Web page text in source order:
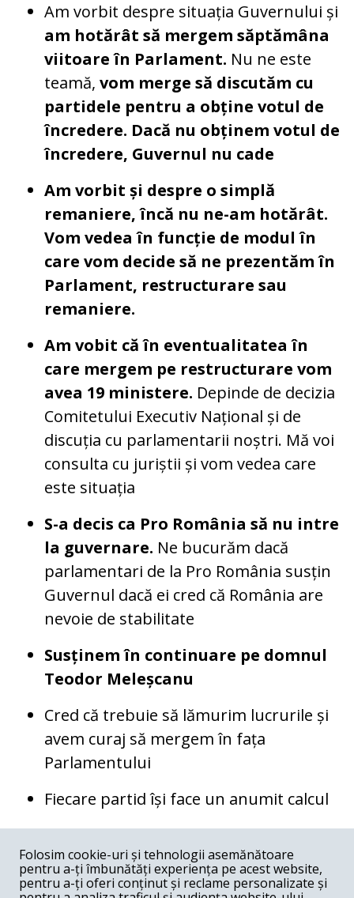
Am vorbit despre situația Guvernului și
am hotărât să mergem săptămâna
viitoare în Parlament. Nu ne este
teamă, vom merge să discutăm cu
partidele pentru a obține votul de
încredere. Dacă nu obținem votul de
încredere, Guvernul nu cade
Am vorbit și despre o simplă
remaniere, încă nu ne-am hotărât.
Vom vedea în funcție de modul în
care vom decide să ne prezentăm în
Parlament, restructurare sau
remaniere.
Am vobit că în eventualitatea în
care mergem pe restructurare vom
avea 19 ministere. Depinde de decizia
Comitetului Executiv Național și de
discuția cu parlamentarii noștri. Mă voi
consulta cu juriștii și vom vedea care
este situația
S-a decis ca Pro România să nu intre
la guvernare. Ne bucurăm dacă
parlamentari de la Pro România susțin
Guvernul dacă ei cred că România are
nevoie de stabilitate
Susținem în continuare pe domnul
Teodor Meleșcanu
Cred că trebuie să lămurim lucrurile și
avem curaj să mergem în fața
Parlamentului
Fiecare partid își face un anumit calcul
COMENTARII
Nume
Folosim cookie-uri și tehnologii asemănătoare
pentru a-ți îmbunătăți experiența pe acest website,
pentru a-ți oferi conținut și reclame personalizate și